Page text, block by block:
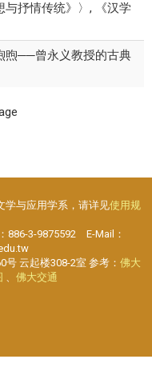
与抒情传统》〉, 《汉学
煦──曾永义教授的古典
学与应用学系，请详见使用规
886-3-9875592 E-Mail：
云起楼308-2室 参考： 佛大
、 佛大交通